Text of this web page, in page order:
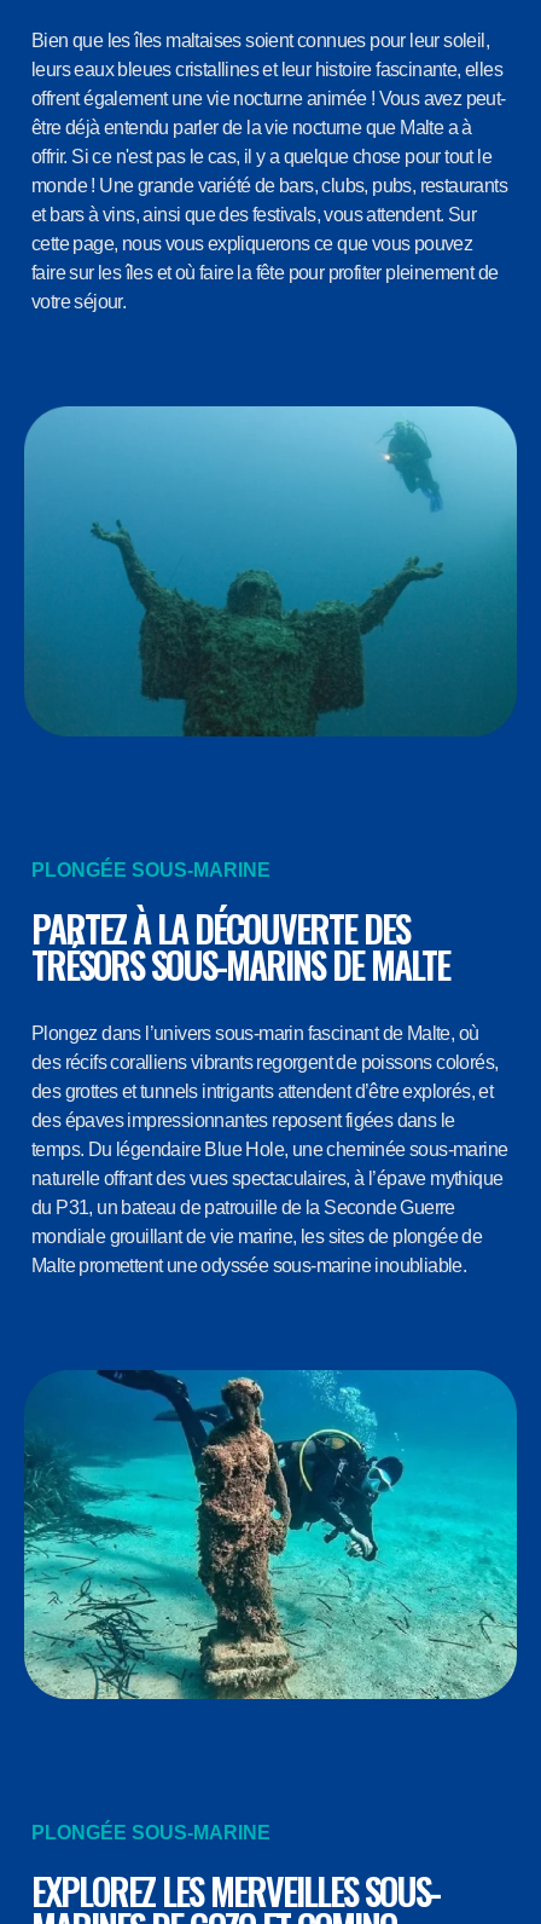
Bien que les îles maltaises soient connues pour leur soleil,
leurs eaux bleues cristallines et leur histoire fascinante, elles
offrent également une vie nocturne animée ! Vous avez peut-
être déjà entendu parler de la vie nocturne que Malte a à
offrir. Si ce n'est pas le cas, il y a quelque chose pour tout le
monde ! Une grande variété de bars, clubs, pubs, restaurants
et bars à vins, ainsi que des festivals, vous attendent. Sur
cette page, nous vous expliquerons ce que vous pouvez
faire sur les îles et où faire la fête pour profiter pleinement de
votre séjour.
PLONGÉE SOUS-MARINE
PARTEZ À LA DÉCOUVERTE DES
TRÉSORS SOUS-MARINS DE MALTE
Plongez dans l’univers sous-marin fascinant de Malte, où
des récifs coralliens vibrants regorgent de poissons colorés,
des grottes et tunnels intrigants attendent d’être explorés, et
des épaves impressionnantes reposent figées dans le
temps. Du légendaire Blue Hole, une cheminée sous-marine
naturelle offrant des vues spectaculaires, à l’épave mythique
du P31, un bateau de patrouille de la Seconde Guerre
mondiale grouillant de vie marine, les sites de plongée de
Malte promettent une odyssée sous-marine inoubliable.
PLONGÉE SOUS-MARINE
EXPLOREZ LES MERVEILLES SOUS-